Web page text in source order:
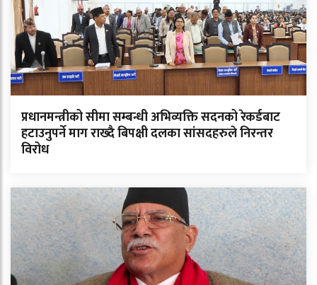
प्रधानमन्त्रीको सीमा सम्बन्धी अभिव्यक्ति सदनको रेकर्डबाट
हटाउनुपर्ने माग राख्दै बिपक्षी दलका सांसदहरुले निरन्तर
विरोध